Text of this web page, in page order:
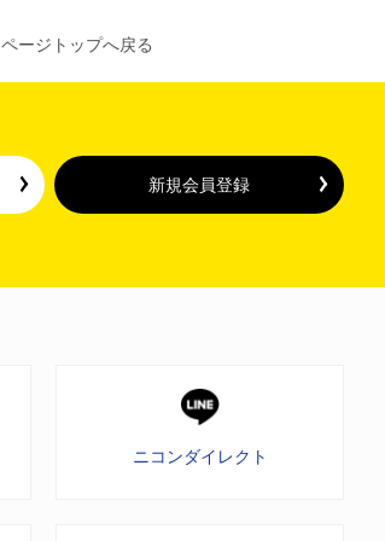
ページトップへ戻る
新規会員登録
ニコンダイレクト